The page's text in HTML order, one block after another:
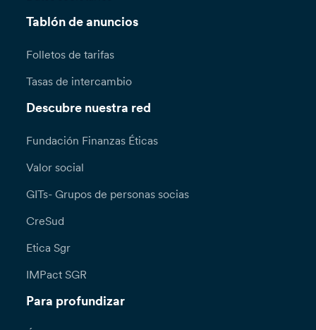
Tablón de anuncios
Folletos de tarifas
Tasas de intercambio
Descubre nuestra red
Fundación Finanzas Éticas
Valor social
GITs- Grupos de personas socias
CreSud
Etica Sgr
IMPact SGR
Para profundizar